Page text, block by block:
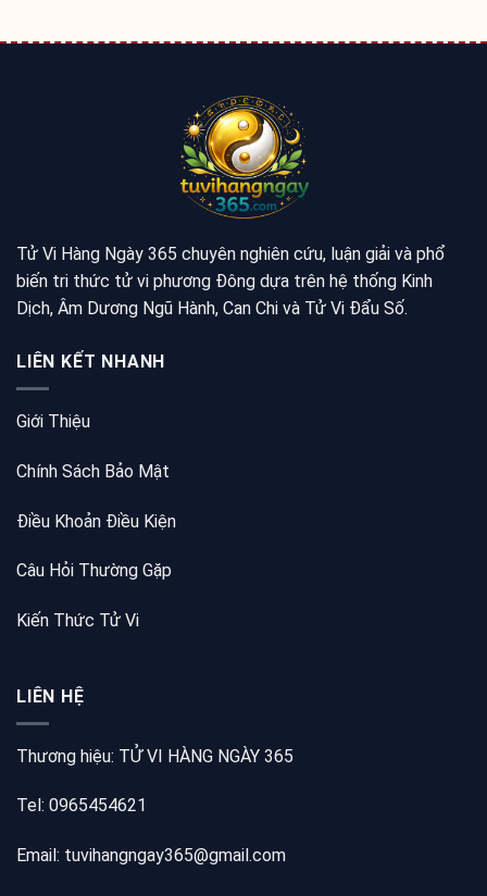
Tử Vi Hàng Ngày 365 chuyên nghiên cứu, luận giải và phổ
biến tri thức tử vi phương Đông dựa trên hệ thống Kinh
Dịch, Âm Dương Ngũ Hành, Can Chi và Tử Vi Đẩu Số.
LIÊN KẾT NHANH
Giới Thiệu
Chính Sách Bảo Mật
Điều Khoản Điều Kiện
Câu Hỏi Thường Gặp
Kiến Thức Tử Vi
LIÊN HỆ
Thương hiệu: TỬ VI HÀNG NGÀY 365
Tel: 0965454621
Email: tuvihangngay365@gmail.com